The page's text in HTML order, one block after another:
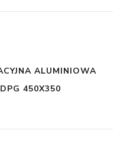
ALUMINIOWA
450X350